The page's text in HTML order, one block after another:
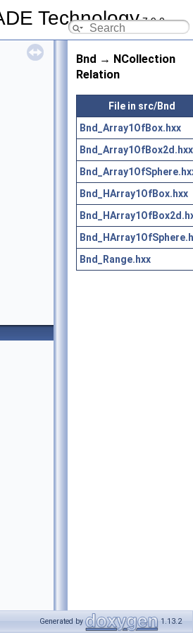
Technology7.9.0
Bnd → NCollection
Relation
File in src/Bnd
Bnd_Array1OfBox.hxx
Bnd_Array1OfBox2d.hxx
Bnd_HArray1OfBox.hxx
Bnd_Range.hxx
Generated by 1.13.2